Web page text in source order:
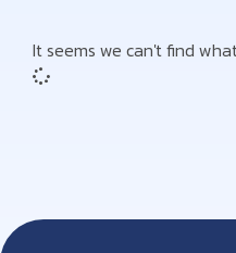
It seems we can't find